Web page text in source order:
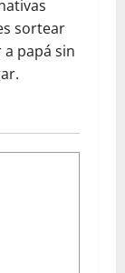
sortear
papá sin